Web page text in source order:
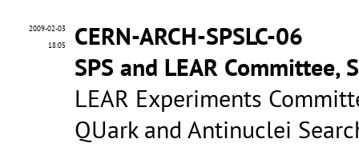
2009-02-03
18:05
CERN-ARCH-SPSLC-06
SPS and LEAR Committee,
LEAR Experiments
QUark and Antinuclei